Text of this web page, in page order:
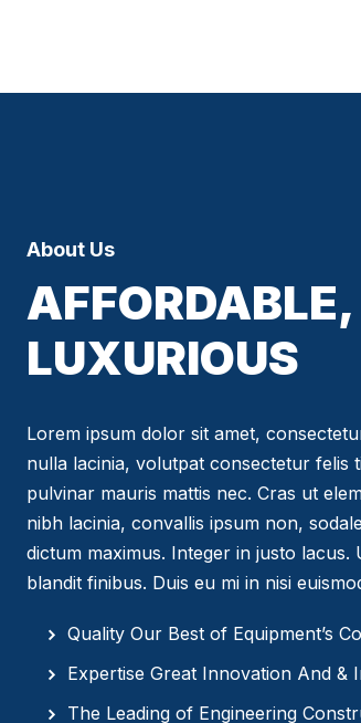
About Us
LUXURIOUS
Lorem ipsum dolor sit amet,
nulla lacinia, volutpat consectetur felis
pulvinar mauris mattis nec. Cras ut
nibh lacinia, convallis ipsum non,
dictum maximus. Integer in justo
blandit finibus. Duis eu mi in nisi
Quality Our Best of Equipment’s
Expertise Great Innovation And &
The Leading of Engineering